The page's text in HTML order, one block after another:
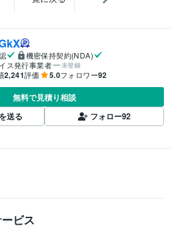
機密保持契約(NDA)
ス発行事業者
未登録
2,241評価 5.0フォロワー92
無料で見積り相談
送る
フォロー92
ビス